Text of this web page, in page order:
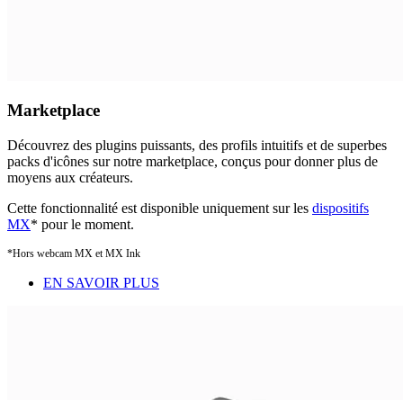
Marketplace
Découvrez des plugins puissants, des profils intuitifs et de superbes
packs d'icônes sur notre marketplace, conçus pour donner plus de
moyens aux créateurs.
Cette fonctionnalité est disponible uniquement sur les dispositifs
MX* pour le moment.
*Hors webcam MX et MX Ink
EN SAVOIR PLUS